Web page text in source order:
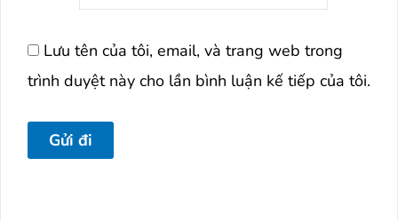
Lưu tên của tôi, email, và trang web trong
trình duyệt này cho lần bình luận kế tiếp của tôi.